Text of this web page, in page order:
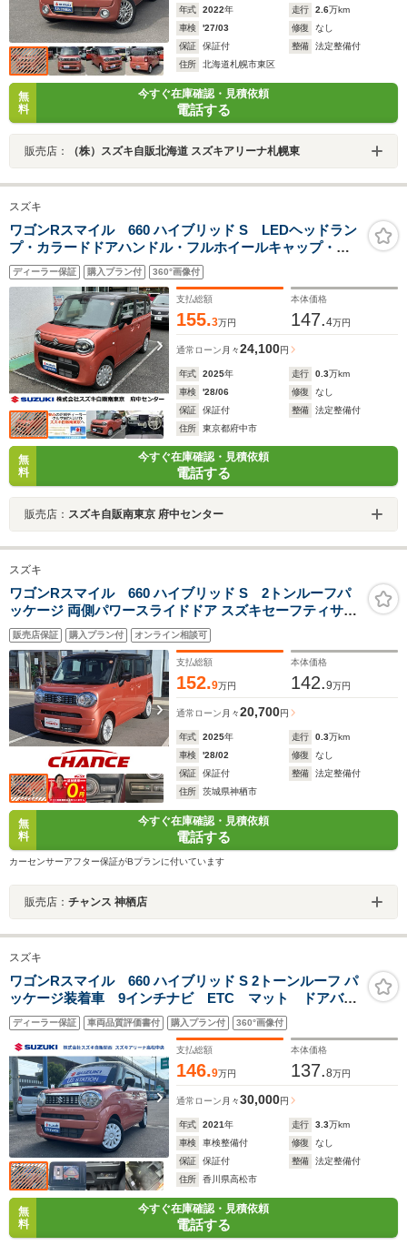
年式 2022年 走行 2.6万km
車検
'27/03 修復
なし
保証
保証付 整備
法定整備付
住所
北海道札幌市東区
無
料
今すぐ在庫確認・見積依頼
電話する
販売店： （株）スズキ自販北海道 スズキアリーナ札幌東
スズキ
ワゴンRスマイル 660 ハイブリッド S LEDヘッドラン
プ・カラードドアハンドル・フルホイールキャップ・左
側電動スライドドア・UVカットガラス・アダプティブク
ルーズコントロール・電動パーキングブレーキ・USB電
源ソケット
ディーラー保証 購入プラン付 360°画像付
支払総額
155.3万円
本体価格
147.4万円
通常ローン 月々24,100円
年式 2025年 走行 0.3万km
車検
'28/06 修復
なし
保証
保証付 整備
法定整備付
住所
東京都府中市
無
料
今すぐ在庫確認・見積依頼
電話する
販売店： スズキ自販南東京 府中センター
スズキ
ワゴンRスマイル 660 ハイブリッド S 2トンルーフパ
ッケージ 両側パワースライドドア スズキセーフティサポ
ート 全方位カメラパッケージ シートヒーター コーナーセ
ンサー 衝突軽減ブレーキ レーンアシスト 電動格納ミラー
販売店保証 購入プラン付 オンライン相談可
支払総額
152.9万円
本体価格
142.9万円
通常ローン 月々20,700円
年式 2025年 走行 0.3万km
車検
'28/02 修復
なし
保証
保証付 整備
法定整備付
住所
茨城県神栖市
無
料
今すぐ在庫確認・見積依頼
電話する
カーセンサーアフター保証がBプランに付いています
販売店： チャンス 神栖店
スズキ
ワゴンRスマイル 660 ハイブリッド S 2トーンルーフ パ
ッケージ装着車 9インチナビ ETC マット ドアバイ
ザー 全方位モニター 両側電動スライドドア ACC
USB電源ソケット(TypeーA) 運転席シートヒーター キ
ーレスプッシュスタート リヤパーキングセンサー
ディーラー保証 車両品質評価書付 購入プラン付 360°画像付
支払総額
146.9万円
本体価格
137.8万円
通常ローン 月々30,000円
年式 2021年 走行 3.3万km
車検
車検整備付 修復
なし
保証
保証付 整備
法定整備付
住所
香川県高松市
無
料
今すぐ在庫確認・見積依頼
電話する